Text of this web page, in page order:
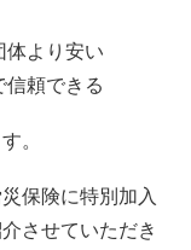
体より安い
信頼できる
。
保険に特別加入
させていただき